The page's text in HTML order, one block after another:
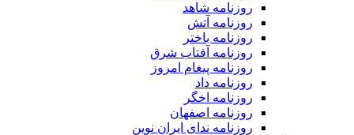
روزنامه شاهد
روزنامه آتش
روزنامه باختر
روزنامه آفتاب شرق
روزنامه پیغام امروز
روزنامه داد
روزنامه اخگر
روزنامه اصفهان
روزنامه ندای ایران نوین